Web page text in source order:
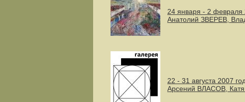
24 января - 2 февраля
Анатолий ЗВЕРЕВ,
22 - 31 августа 2007
Арсений ВЛАСОВ,